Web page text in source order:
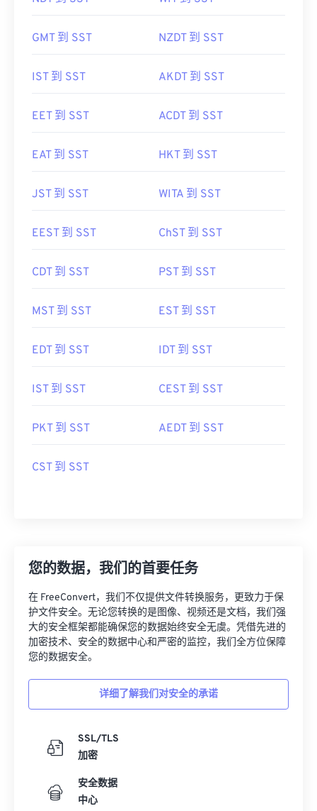
GMT 到 SST NZDT 到 SST
IST 到 SST AKDT 到 SST
EET 到 SST ACDT 到 SST
EAT 到 SST HKT 到 SST
JST 到 SST WITA 到 SST
EEST 到 SST ChST 到 SST
CDT 到 SST PST 到 SST
MST 到 SST EST 到 SST
EDT 到 SST IDT 到 SST
IST 到 SST CEST 到 SST
PKT 到 SST AEDT 到 SST
CST 到 SST
您的数据，我们的首要任务
在 FreeConvert，我们不仅提供文件转换服务，更致力于保
护文件安全。无论您转换的是图像、视频还是文档，我们强
大的安全框架都能确保您的数据始终安全无虞。凭借先进的
加密技术、安全的数据中心和严密的监控，我们全方位保障
您的数据安全。
详细了解我们对安全的承诺
SSL/TLS
加密
安全数据
中心